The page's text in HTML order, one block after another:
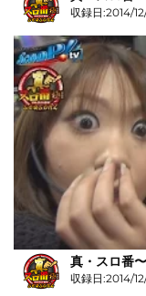
収録日:2014/
真・スロ番
収録日:2014/